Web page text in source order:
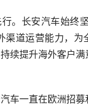
。长安汽车始终
渠道运营能力，为
续提升海外客户
车一直在欧洲招